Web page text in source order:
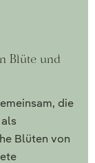
Blüte und
die
Blüten von